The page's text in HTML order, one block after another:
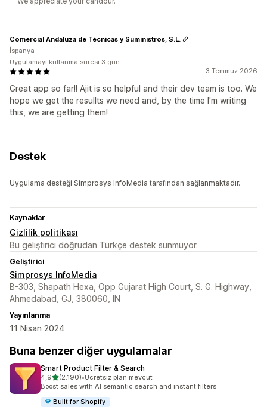
3 Temmuz 2026
Great app so far!! Ajit is so helpful and their dev team is too. We
hope we get the resullts we need and, by the time I'm writing
this, we are getting them!
Comercial Andaluza de Técnicas y Suministros, S.L.
İspanya
Uygulamayı kullanma süresi:3 gün
Destek
Uygulama desteği Simprosys InfoMedia tarafından sağlanmaktadır.
Kaynaklar
Gizlilik politikası
Bu geliştirici doğrudan Türkçe destek sunmuyor.
Geliştirici
Simprosys InfoMedia
B-303, Shapath Hexa, Opp Gujarat High Court, S. G. Highway,
Ahmedabad, GJ, 380060, IN
Yayınlanma
11 Nisan 2024
Buna benzer diğer uygulamalar
Smart Product Filter & Search
4,95 yıldız üzerinden
(2.190)
toplam 2190 değerlendirme
•Ücretsiz plan mevcut
Boost sales with AI semantic search and instant filters
Built for Shopify